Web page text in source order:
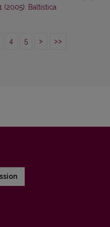
(2005): Baltistica
4 5 > >>